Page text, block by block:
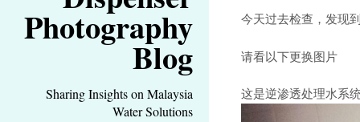
Photography
Blog
Sharing Insights on Malaysia
Water Solutions
今天过去检查，发现
请看以下更换图片
这是逆渗透处理水系